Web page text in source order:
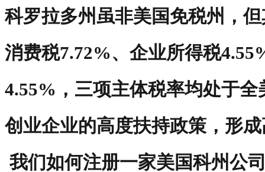
科罗拉多州虽非美国免税州，
消费税7.72%、企业所得税
4.55%，三项主体税率均处于
创业企业的高度扶持政策，形
我们如何注册一家美国科州公